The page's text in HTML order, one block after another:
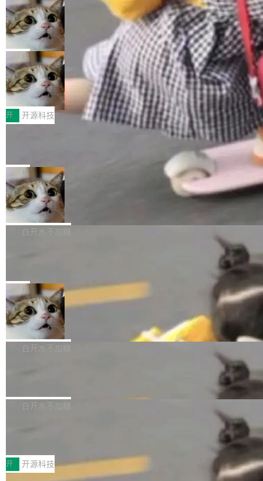
现实 过去两年，CIO们的焦虑清单上多了两项：
一是如何让大模型和智能体应用安全地从PoC走
向生产，二是如何让测试团队跟得上AI应用...
设置，如果用布尔值 + 可空字段来表示——bool
ean 表示是否可切换，nullable 的默认模式、浅
色方案、深色方案——会产生大量无意义的组
合。方案缺了、配置冲突了、全 null 了。要知道
哪些组合有效，作者说，你得靠"文档、校验、或
者部落知识"。 换个写法。Rust 的 enum，两个
变体：Switchable...
个"AI 知识库 + 聊天机器人"——每个大厂都在
做，没什么新鲜的。 但 Kenton Varda 在 Twitte
r 上把事情说清楚了： 今天我们发布了 Cloudfla
re OS，一个带连接器的聊天机器人，跟其他所
有科技公司做的一样。只不过，实际上它不一
样。这是 Sandstorm.io 的重制版，我十年前的
那个创业公司。不同的是，这次它构建在 Cloudf
lare Workers 上——我花了九年时间搭建的平台
——并且深度集成了 AI。这基本上是我十年秘密
Deno 团队开源 Celld，可自托管的分
布式 Durable Objects
Ryan Dahl 领导的 Deno 团队推出了最新开源项
目 Celld，一个能在自己机器上运行 Cloudflare
Workers 和 Durable Objects 的守护进程。 设
计思路很直接：每个对象是一个独立的 SQLite
数据库，按名称寻址，复制到你自己的 S3 兼容
存储库里。节点之间只通过这个存储库协调——
没有控制平面，没有共识协议。每个对象自带一
个小型数据库，应用天然按分片构建，单个数据
库的竞争和爆炸半径问题在设计层面就被消除
了。 闲置的 cell 会休眠到几乎不占资源。当 cel
l 迁移或唤醒时，新宿主从 S3 恢复 SQLite 数据
库继续执行。存储库是持久化的唯一真相...
局
鲁大师7月新机性能/流畅/AI榜：vivo夺
性能、流畅双第一，三星Galaxy Z系列
新折叠缺席
2026年7月的手机市场，由于存储等硬件成本暴
增，手机厂商的日子也不好过啊，新机速度明显
放缓，因此硝烟味淡了许多。新机参数规格除开
高价的三星折叠（三星Galaxy Z Fold8 Ultra / Z
Fold8 / Z Flip8）外，其余要么是中低端机器，
例如iQOO Z11i、REDMI Note 17、REDMI No
te 17 Pro、OPPO K15，要么是vivo X300 E这
样的次旗舰。 Galaxy Z Fold8 Ultra / Z Fold8 /
Z Flip8三款折叠屏新机均在7月22日发布，且全
部搭载骁龙8 Elite Gen5 for Galaxy，它们本该
开 开源科技
Zed 编辑器团队发布了新项目——DeltaDB，一
个在 git commit 之间记录每一次编辑操作的版
本控制系统。目前处于 Early Access 阶段。 De
ltaDB 的核心思路直接写在 landing page 最显
眼的位置：「Software is made between com
mits」——软件是在 commit 之间写出来的。git
是把这段空隙补上。 回退到任何一次编辑：Delt
aDB 捕获 commit 之间的每一次操作，...
局
SpaceXAI 单季资本开支达 183 亿美元
根据风险投资人Tomer Tunguz 博客（VC 分
析）披露的最新分析与第二季度业绩报告，Spac
微软同期总资本开支的四成。 与亚马逊、Alpha
bet、微软以及 Meta 等传统科技巨头相比，Spa
ceXAI的资金消耗速度尤为引人瞩目。然而，支
撑庞大支出的资金来源却呈现出截然不同的面
貌。数据显示，微软和 Meta 主要依托充沛的经
白开水不加糖
一个在终端里运行的编程 agent；Muse Spark
1.2，驱动这个 agent 的新模型。一句话概括：
你可以用 curl -fsSL https://dev.meta.ai/install.
sh | bash 安装一个能在大项目里自动规划、写
代码、验证结果的 AI 终端工具。 据介绍，Muse
个主 agent 循环，外加一组后台 agent。这些后
局
美团开源 LoHoSearch，用知识图谱校
准 AI 能力认知
机器出题的前提，是让机器拥有全局视野。整个
构建流程可以分为四个环节：建图 → 控制难度
白开水不加糖
库，并将作为transport接入Mooncake TENT。
MPComm将作为一种传输引擎接入Mooncake T
ENT，实现零拷贝传输性能提升30%、非零拷贝
白开水不加糖
型案例入选名单》，深信服“面向企业研发场景的
开源 AI 编程平台 CoStrict 应用”凭借卓越的技术
开 开源科技